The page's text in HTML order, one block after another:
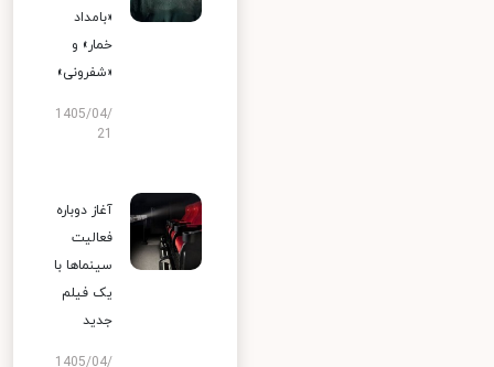
«بامداد
خمار» و
«شفرونی»
1405/04/
آغاز دوباره
فعالیت
سینماها با
یک فیلم
جدید
1405/04/